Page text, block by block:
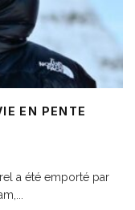
EN PENTE
a été emporté par
...